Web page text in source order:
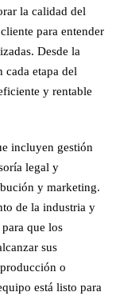
la calidad del
para entender
Desde la
cada etapa del
y rentable
incluyen gestión
legal y
y marketing.
de la industria y
que los
sus
o
está listo para